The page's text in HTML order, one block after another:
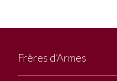
Frères d’Armes